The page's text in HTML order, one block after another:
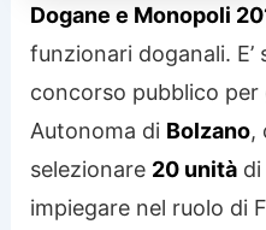
Dogane e Monopoli
funzionari doganali.
concorso pubblico
Autonoma di Bolzano,
selezionare 20 unità di
impiegare nel ruolo di